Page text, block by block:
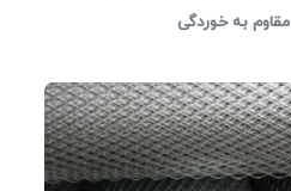
مقاوم به خوردگی